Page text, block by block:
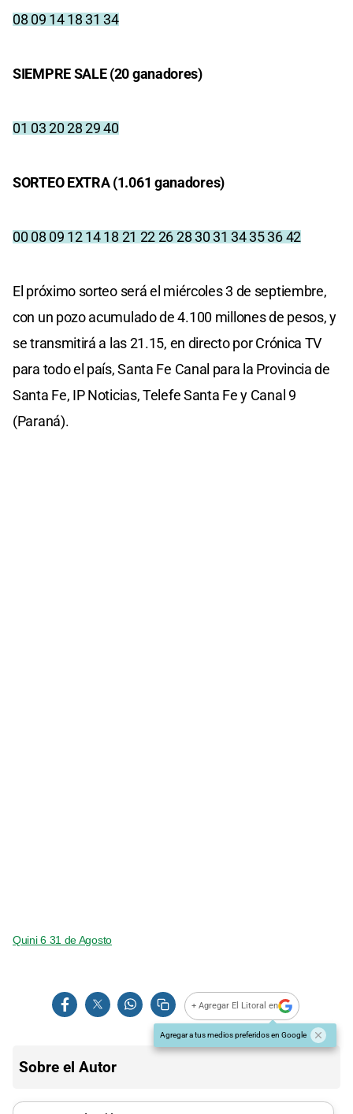
08 09 14 18 31 34
SIEMPRE SALE (20 ganadores)
01 03 20 28 29 40
SORTEO EXTRA (1.061 ganadores)
00 08 09 12 14 18 21 22 26 28 30 31 34 35 36 42
El próximo sorteo será el miércoles 3 de septiembre,
con un pozo acumulado de 4.100 millones de pesos, y
se transmitirá a las 21.15, en directo por Crónica TV
para todo el país, Santa Fe Canal para la Provincia de
Santa Fe, IP Noticias, Telefe Santa Fe y Canal 9
(Paraná).
Quini 6 31 de Agosto
+ Agregar El Litoral en
Agregar a tus medios preferidos en Google
Sobre el Autor